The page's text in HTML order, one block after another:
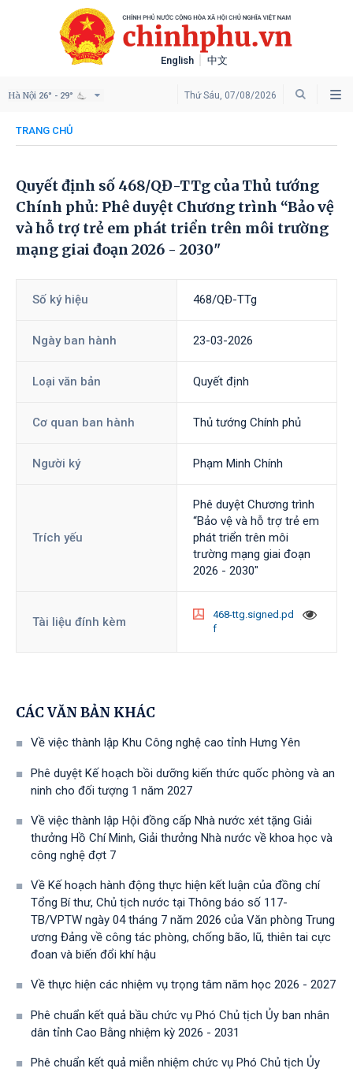
English 中文
Thứ Sáu, 07/08/2026
Hà Nội 26° - 29°
TRANG CHỦ
Quyết định số 468/QĐ-TTg của Thủ tướng
Chính phủ: Phê duyệt Chương trình “Bảo vệ
và hỗ trợ trẻ em phát triển trên môi trường
mạng giai đoạn 2026 - 2030"
Số ký hiệu 468/QĐ-TTg
Ngày ban hành 23-03-2026
Loại văn bản Quyết định
Cơ quan ban hành Thủ tướng Chính phủ
Người ký Phạm Minh Chính
Trích yếu
Phê duyệt Chương trình
“Bảo vệ và hỗ trợ trẻ em
phát triển trên môi
trường mạng giai đoạn
2026 - 2030"
Tài liệu đính kèm
468-ttg.signed.pd
f
CÁC VĂN BẢN KHÁC
Về việc thành lập Khu Công nghệ cao tỉnh Hưng Yên
Phê duyệt Kế hoạch bồi dưỡng kiến thức quốc phòng và an
ninh cho đối tượng 1 năm 2027
Về việc thành lập Hội đồng cấp Nhà nước xét tặng Giải
thưởng Hồ Chí Minh, Giải thưởng Nhà nước về khoa học và
công nghệ đợt 7
Về Kế hoạch hành động thực hiện kết luận của đồng chí
Tổng Bí thư, Chủ tịch nước tại Thông báo số 117-
TB/VPTW ngày 04 tháng 7 năm 2026 của Văn phòng Trung
ương Đảng về công tác phòng, chống bão, lũ, thiên tai cực
đoan và biến đổi khí hậu
Về thực hiện các nhiệm vụ trọng tâm năm học 2026 - 2027
Phê chuẩn kết quả bầu chức vụ Phó Chủ tịch Ủy ban nhân
dân tỉnh Cao Bằng nhiệm kỳ 2026 - 2031
Phê chuẩn kết quả miễn nhiệm chức vụ Phó Chủ tịch Ủy